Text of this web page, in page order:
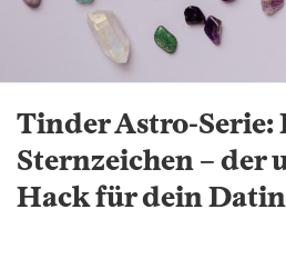
Tinder Astro-Serie:
Sternzeichen – der
Hack für dein